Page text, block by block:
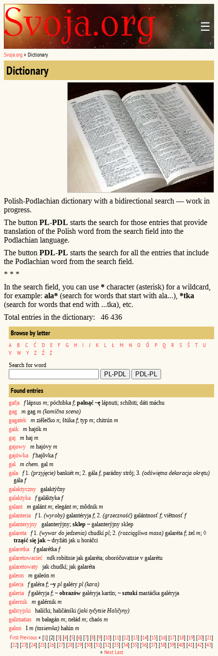
☰
Svoja.org » Dictionary
Dictionary
Polish-Podlachian dictionary with a bidirectional search — work in
progress.
The button PL-PDL starts the search for those entries that provide
translation of the Polish word from the search field into the
Podlachian language.
The button PDL-PL starts the search for all the entries that include
the Podlachian word from the search field.
* * *
In the search field, you can use * character (asterisk) for a wildcard,
for example: ala* (search for words that start with ala...), *tka
(search for words that end with ...tka), etc.
Total entries in the dictionary: 46 436
Browse by letter
A B C Ć D E F G H I J K L Ł M N O Ó P Q R S Ś T
U
V
W Y Z Ź Ż
Search for word
Found entries
gaf|a flápsus m; póchibka f; palnąć ~ę lápnuti; schíbiti; dáti máchu
gag
m gag m (komíčna scena)
gagatek
m ziêlečko n; štúka f; typ m; chitrún m
gaik
m hajók m
gaj
m haj m
gajowy
m hajóvy m
gajówka
fhajôvka f
gal
m chem. gal m
gala
f1. (przyjęcie) bankiét m; 2. gála f, parádny strôj; 3. (odświętna dekoracja okrętu)
gála f
galaktyczny galaktýčny
galaktyka
fgaláktyka f
galant
m galánt m; elegánt m; môdnik m
galanteria
f1. (wyroby) galantéryja f; 2. (grzeczność) galántnosť f; viêtnosť f
galanteryjny galanterýjny; sklep ~ galanterýjny sklep
galareta
f1. (wywar do jedzenia) chudkí pl; 2. (rozciągliwa masa) galaréta f; żel m; ◊
trząść się jak ~ dryžáti jak u horáčci
galaretka
fgalarétka f
galaretowacieć
ndkrobítisie jak galaréta; oboróčuvatisie v galarétu
galaretowaty jak chudkí; jak galaréta
galeon
m galeón m
galer|a
fgaléra f; ~y pl galéry pl (kara)
galeria
fgaléryja f; ~ obrazów galéryja kartín; ~ sztuki mastáćka galéryja
galernik
m galérnik m
galicyjski halíćki; haličánśki (jaki tyčytsie Haličyny)
galimatias
m bałagán m; nełád m; chaós m
galon I m (tasiemka) hałún m
First Previous « [1] [2] [3] [4] [5] [6] [7] [8] [9] [10] [11] [12] [13] [14] [15] [16] [17] [18] [19] [20] [21]
[22] [23] [24] [25] [26] [27] [28] [29] [30] [31] [32] [33] [34] [35] [36] [37] [38] [39] [40] [41] [42] [43]
» Next Last